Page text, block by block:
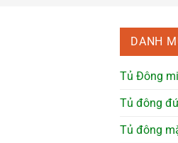
DANH
Tủ Đông
Tủ đông
Tủ đông